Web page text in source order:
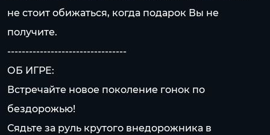
не стоит обижаться, когда подарок Вы не
получите.
---------------------------------
ОБ ИГРЕ:
Встречайте новое поколение гонок по
бездорожью!
Сядьте за руль крутого внедорожника в